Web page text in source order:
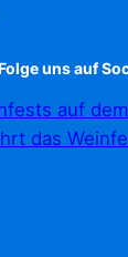
uns auf
auf
das